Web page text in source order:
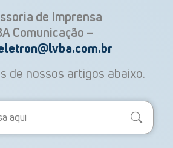
de Imprensa
Comunicação –
de nossos artigos abaixo.
Search